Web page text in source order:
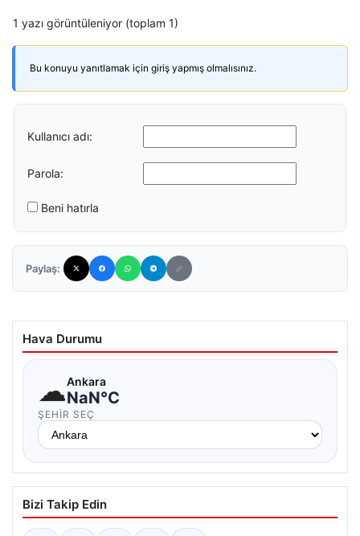
1 yazı görüntüleniyor (toplam 1)
Bu konuyu yanıtlamak için giriş yapmış olmalısınız.
Kullanıcı adı:
Parola:
Beni hatırla
Paylaş:
Hava Durumu
☁Ankara
NaN°C
ŞEHIR SEÇ
Bizi Takip Edin